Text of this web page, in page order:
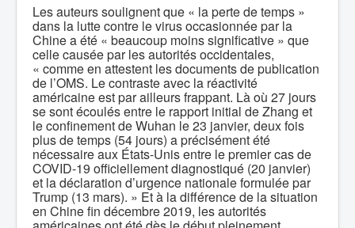
Les auteurs soulignent que « la perte de temps »
dans la lutte contre le virus occasionnée par la
Chine a été « beaucoup moins significative » que
celle causée par les autorités occidentales,
« comme en attestent les documents de publication
de l’OMS. Le contraste avec la réactivité
américaine est par ailleurs frappant. Là où 27 jours
se sont écoulés entre le rapport initial de Zhang et
le confinement de Wuhan le 23 janvier, deux fois
plus de temps (54 jours) a précisément été
nécessaire aux États-Unis entre le premier cas de
COVID-19 officiellement diagnostiqué (20 janvier)
et la déclaration d’urgence nationale formulée par
Trump (13 mars). » Et à la différence de la situation
en Chine fin décembre 2019, les autorités